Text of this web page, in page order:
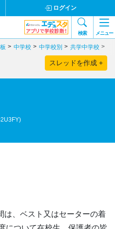
ログイン
検索 メニュー
中学校 中学校別 共学中学校
スレッドを作成 +
は、ベスト又はセーターの着